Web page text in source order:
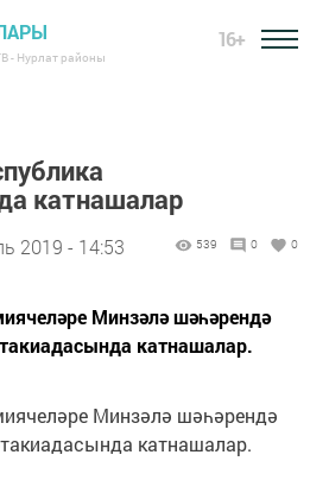
- Нурлат районы
16+
катнашалар
2019 - 14:53 539 0 0
Минзәлә шәһәрендә
катнашалар.
Минзәлә шәһәрендә
катнашалар.